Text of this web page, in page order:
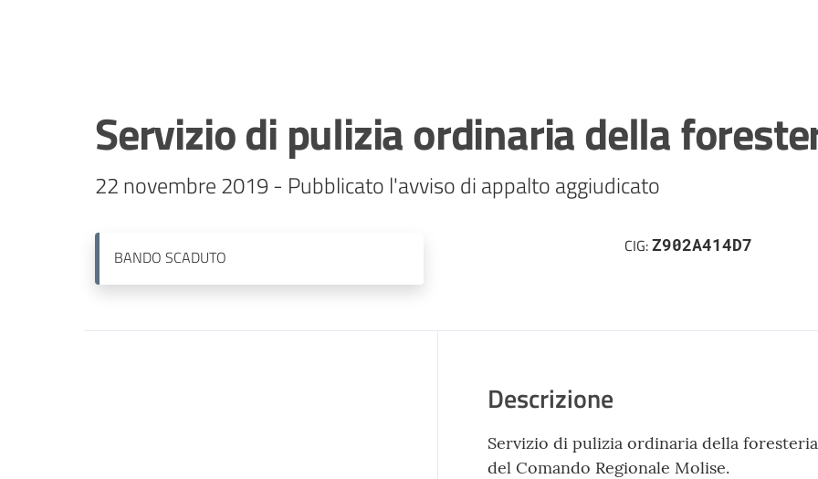
Servizio di pulizia ordinaria della
22 novembre 2019 - Pubblicato l'avviso di appalto aggiudicato
BANDO SCADUTO
CIG:Z902A414D7
Descrizione
Servizio di pulizia ordinaria della
del Comando Regionale Molise.